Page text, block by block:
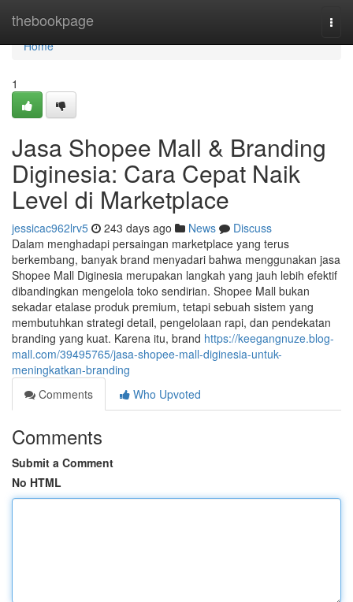
thebookpage
Home
Home
1
Jasa Shopee Mall & Branding
Diginesia: Cara Cepat Naik
Level di Marketplace
jessicac962lrv5 243 days ago News
Discuss
Dalam menghadapi persaingan marketplace yang terus
berkembang, banyak brand menyadari bahwa menggunakan jasa
Shopee Mall Diginesia merupakan langkah yang jauh lebih efektif
dibandingkan mengelola toko sendirian. Shopee Mall bukan
sekadar etalase produk premium, tetapi sebuah sistem yang
membutuhkan strategi detail, pengelolaan rapi, dan pendekatan
branding yang kuat. Karena itu, brand https://keegangnuze.blog-
mall.com/39495765/jasa-shopee-mall-diginesia-untuk-
meningkatkan-branding
Comments
Who Upvoted
Comments
Submit a Comment
No HTML